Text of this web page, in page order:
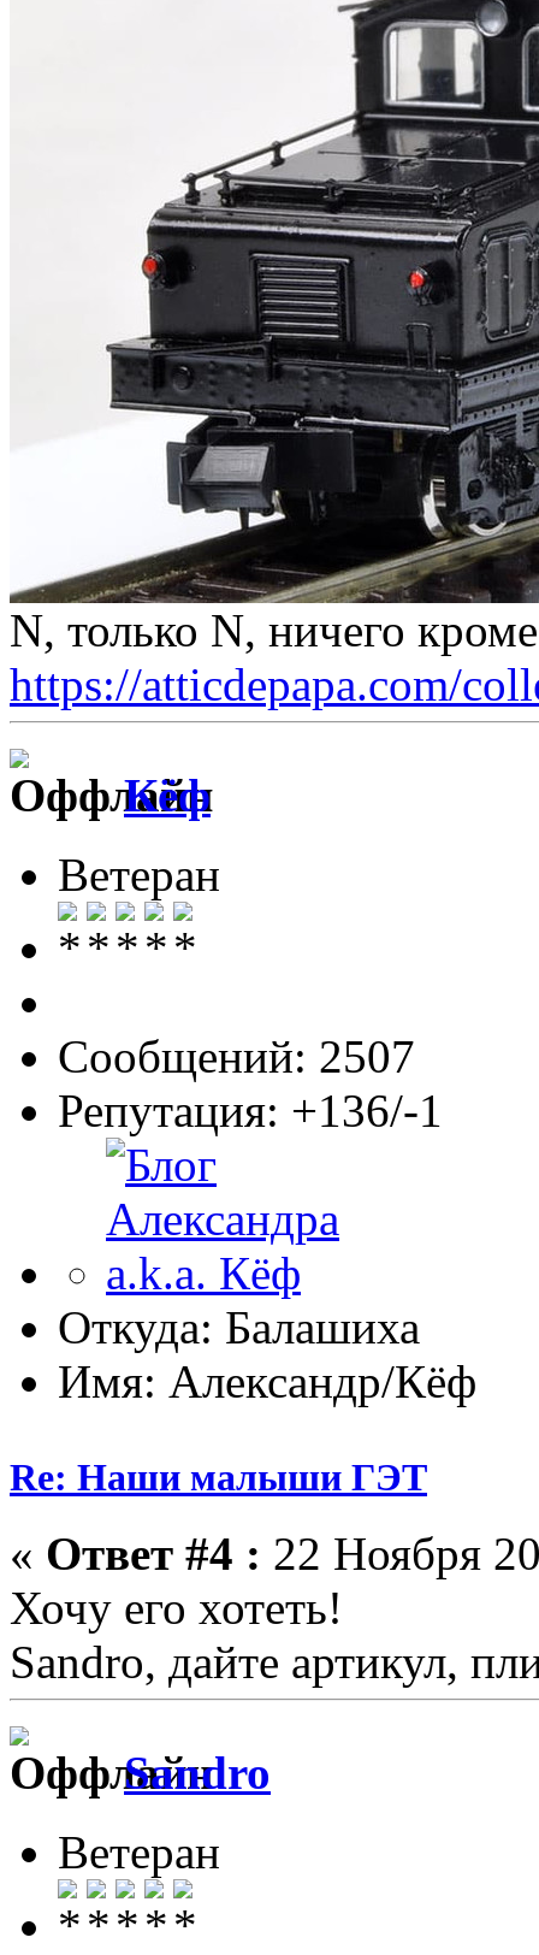
N, только N, ничего
https://atticdepapa.com/
Кёф
Ветеран
Сообщений: 2507
Репутация: +136/-1
Откуда: Балашиха
Имя: Александр/Кёф
Re: Наши малыши ГЭТ
« Ответ #4 : 22 Ноября
Хочу его хотеть!
Sandro, дайте артикул,
Sandro
Ветеран